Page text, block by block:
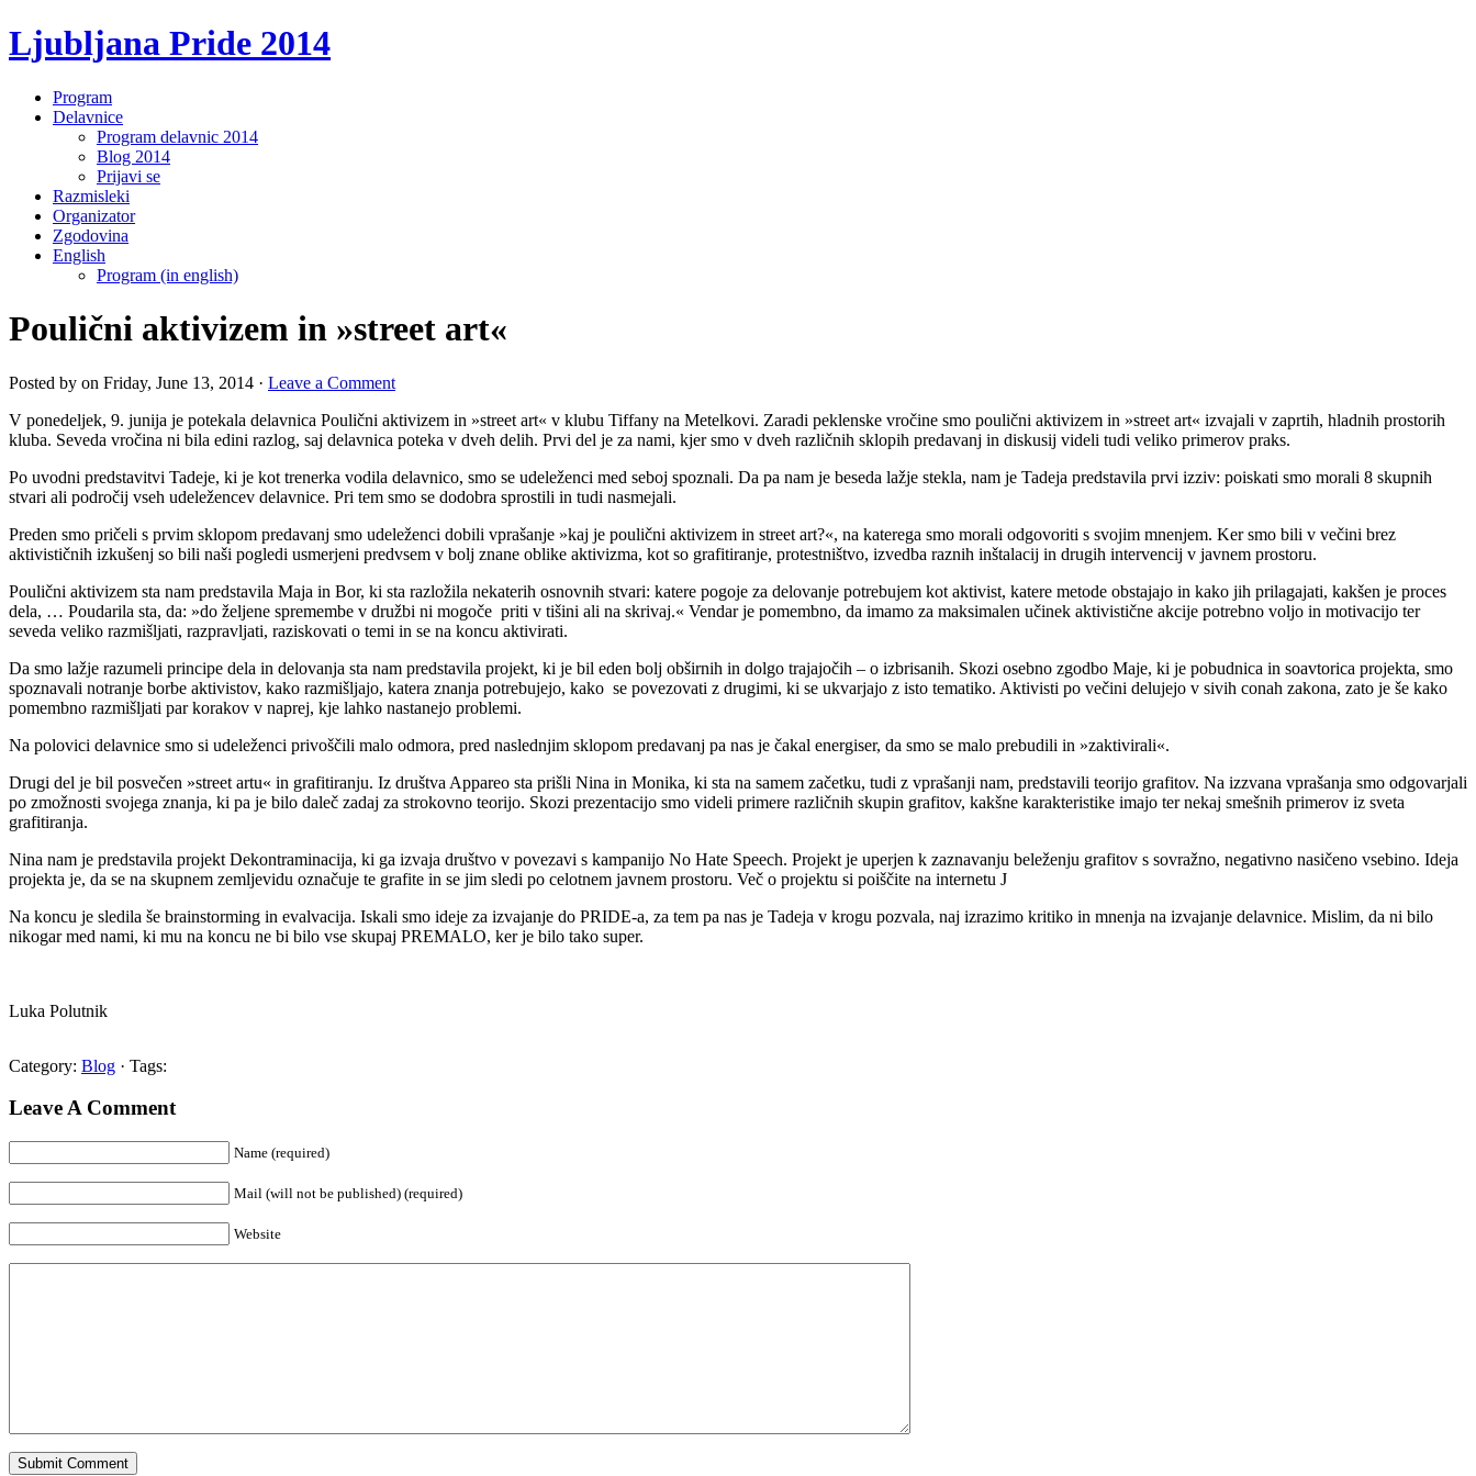
Ljubljana Pride 2014
Program
Delavnice
Program delavnic 2014
Blog 2014
Prijavi se
Razmisleki
Organizator
Zgodovina
English
Program (in english)
Poulični aktivizem in »street art«
Posted by on Friday, June 13, 2014 · Leave a Comment
V ponedeljek, 9. junija je potekala delavnica Poulični aktivizem in »street art« v klubu Tiffany na Metelkovi. Zaradi peklenske vročine smo poulični aktivizem in »street art« izvajali v zaprtih, hladnih prostorih
kluba. Seveda vročina ni bila edini razlog, saj delavnica poteka v dveh delih. Prvi del je za nami, kjer smo v dveh različnih sklopih predavanj in diskusij videli tudi veliko primerov praks.
Po uvodni predstavitvi Tadeje, ki je kot trenerka vodila delavnico, smo se udeleženci med seboj spoznali. Da pa nam je beseda lažje stekla, nam je Tadeja predstavila prvi izziv: poiskati smo morali 8 skupnih
stvari ali področij vseh udeležencev delavnice. Pri tem smo se dodobra sprostili in tudi nasmejali.
Preden smo pričeli s prvim sklopom predavanj smo udeleženci dobili vprašanje »kaj je poulični aktivizem in street art?«, na katerega smo morali odgovoriti s svojim mnenjem. Ker smo bili v večini brez
aktivističnih izkušenj so bili naši pogledi usmerjeni predvsem v bolj znane oblike aktivizma, kot so grafitiranje, protestništvo, izvedba raznih inštalacij in drugih intervencij v javnem prostoru.
Poulični aktivizem sta nam predstavila Maja in Bor, ki sta razložila nekaterih osnovnih stvari: katere pogoje za delovanje potrebujem kot aktivist, katere metode obstajajo in kako jih prilagajati, kakšen je proces
dela, … Poudarila sta, da: »do željene spremembe v družbi ni mogoče priti v tišini ali na skrivaj.« Vendar je pomembno, da imamo za maksimalen učinek aktivistične akcije potrebno voljo in motivacijo ter
seveda veliko razmišljati, razpravljati, raziskovati o temi in se na koncu aktivirati.
Da smo lažje razumeli principe dela in delovanja sta nam predstavila projekt, ki je bil eden bolj obširnih in dolgo trajajočih – o izbrisanih. Skozi osebno zgodbo Maje, ki je pobudnica in soavtorica projekta, smo
spoznavali notranje borbe aktivistov, kako razmišljajo, katera znanja potrebujejo, kako se povezovati z drugimi, ki se ukvarjajo z isto tematiko. Aktivisti po večini delujejo v sivih conah zakona, zato je še kako
pomembno razmišljati par korakov v naprej, kje lahko nastanejo problemi.
Na polovici delavnice smo si udeleženci privoščili malo odmora, pred naslednjim sklopom predavanj pa nas je čakal energiser, da smo se malo prebudili in »zaktivirali«.
Drugi del je bil posvečen »street artu« in grafitiranju. Iz društva Appareo sta prišli Nina in Monika, ki sta na samem začetku, tudi z vprašanji nam, predstavili teorijo grafitov. Na izzvana vprašanja smo odgovarjali
po zmožnosti svojega znanja, ki pa je bilo daleč zadaj za strokovno teorijo. Skozi prezentacijo smo videli primere različnih skupin grafitov, kakšne karakteristike imajo ter nekaj smešnih primerov iz sveta
grafitiranja.
Nina nam je predstavila projekt Dekontraminacija, ki ga izvaja društvo v povezavi s kampanijo No Hate Speech. Projekt je uperjen k zaznavanju beleženju grafitov s sovražno, negativno nasičeno vsebino. Ideja
projekta je, da se na skupnem zemljevidu označuje te grafite in se jim sledi po celotnem javnem prostoru. Več o projektu si poiščite na internetu J
Na koncu je sledila še brainstorming in evalvacija. Iskali smo ideje za izvajanje do PRIDE-a, za tem pa nas je Tadeja v krogu pozvala, naj izrazimo kritiko in mnenja na izvajanje delavnice. Mislim, da ni bilo
nikogar med nami, ki mu na koncu ne bi bilo vse skupaj PREMALO, ker je bilo tako super.
Luka Polutnik
Category: Blog · Tags:
Leave A Comment
Name (required)
Mail (will not be published) (required)
Website